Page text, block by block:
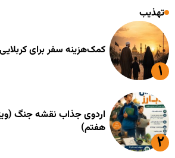
تهذیب
کمک‌هزینه سفر برای
اردوی جذاب نقشه جنگ
هفتم)